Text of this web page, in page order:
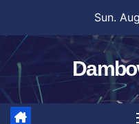
content
Sun.